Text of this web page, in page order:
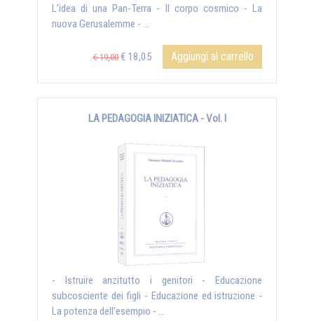
L’idea di una Pan-Terra - Il corpo cosmico - La
nuova Gerusalemme - ...
€ 19,00 € 18,05 Aggiungi al carrello
LA PEDAGOGIA INIZIATICA - Vol. I
- Istruire anzitutto i genitori - Educazione
subcosciente dei figli - Educazione ed istruzione -
La potenza dell’esempio - ...